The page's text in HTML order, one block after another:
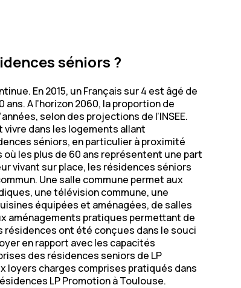
séniors ?
En 2015, un Français sur 4 est âgé de
ans. A l’horizon 2060, la proportion de
selon des projections de l’INSEE.
dans les logements allant
séniors, en particulier à proximité
les plus de 60 ans représentent une part
vivant sur place, les résidences séniors
Une salle commune permet aux
une télévision commune, une
équipées et aménagées, de salles
aménagements pratiques permettant de
résidences ont été conçues dans le souci
en rapport avec les capacités
des résidences seniors de LP
loyers charges comprises pratiqués dans
LP Promotion à Toulouse.